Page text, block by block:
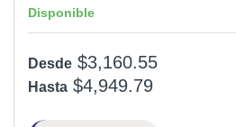
Disponible
Desde $3,160.55
Hasta $4,949.79